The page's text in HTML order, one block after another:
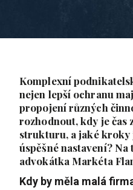
Komplexní
nejen lepší ochranu
propojení různých
rozhodnout, kdy je čas
strukturu, a jaké
úspěšné nastavení?
advokátka Markéta
Kdy by měla malá